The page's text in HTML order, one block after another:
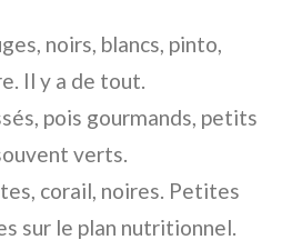
noirs, blancs, pinto,
Il y a de tout.
pois gourmands, petits
verts.
corail, noires. Petites
sur le plan nutritionnel.